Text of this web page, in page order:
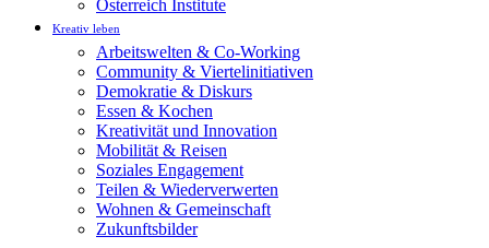
Österreich Institute
Kreativ leben
Arbeitswelten & Co-Working
Community & Viertelinitiativen
Demokratie & Diskurs
Essen & Kochen
Kreativität und Innovation
Mobilität & Reisen
Soziales Engagement
Teilen & Wiederverwerten
Wohnen & Gemeinschaft
Zukunftsbilder